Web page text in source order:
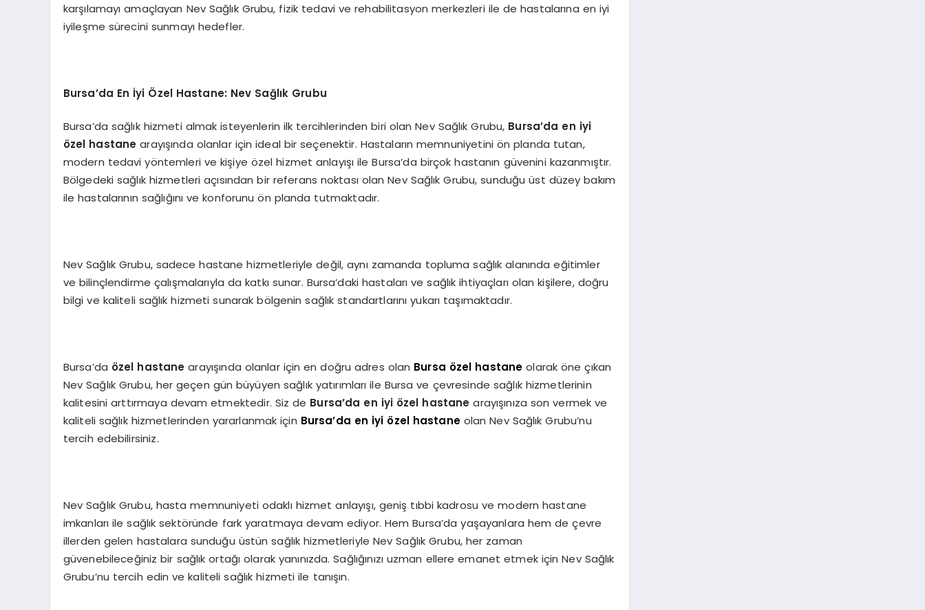
karşılamayı amaçlayan Nev Sağlık Grubu, fizik tedavi ve rehabilitasyon merkezleri ile de hastalarına en iyi
iyileşme sürecini sunmayı hedefler.
Bursa’da En İyi Özel Hastane: Nev Sağlık Grubu
Bursa’da sağlık hizmeti almak isteyenlerin ilk tercihlerinden biri olan Nev Sağlık Grubu, Bursa’da en iyi
özel hastane arayışında olanlar için ideal bir seçenektir. Hastaların memnuniyetini ön planda tutan,
modern tedavi yöntemleri ve kişiye özel hizmet anlayışı ile Bursa’da birçok hastanın güvenini kazanmıştır.
Bölgedeki sağlık hizmetleri açısından bir referans noktası olan Nev Sağlık Grubu, sunduğu üst düzey bakım
ile hastalarının sağlığını ve konforunu ön planda tutmaktadır.
Nev Sağlık Grubu, sadece hastane hizmetleriyle değil, aynı zamanda topluma sağlık alanında eğitimler
ve bilinçlendirme çalışmalarıyla da katkı sunar. Bursa’daki hastaları ve sağlık ihtiyaçları olan kişilere, doğru
bilgi ve kaliteli sağlık hizmeti sunarak bölgenin sağlık standartlarını yukarı taşımaktadır.
Bursa’da özel hastane arayışında olanlar için en doğru adres olan Bursa özel hastane olarak öne çıkan
Nev Sağlık Grubu, her geçen gün büyüyen sağlık yatırımları ile Bursa ve çevresinde sağlık hizmetlerinin
kalitesini arttırmaya devam etmektedir. Siz de Bursa’da en iyi özel hastane arayışınıza son vermek ve
kaliteli sağlık hizmetlerinden yararlanmak için Bursa’da en iyi özel hastaneolan Nev Sağlık Grubu’nu
tercih edebilirsiniz.
Nev Sağlık Grubu, hasta memnuniyeti odaklı hizmet anlayışı, geniş tıbbi kadrosu ve modern hastane
imkanları ile sağlık sektöründe fark yaratmaya devam ediyor. Hem Bursa’da yaşayanlara hem de çevre
illerden gelen hastalara sunduğu üstün sağlık hizmetleriyle Nev Sağlık Grubu, her zaman
güvenebileceğiniz bir sağlık ortağı olarak yanınızda. Sağlığınızı uzman ellere emanet etmek için Nev Sağlık
Grubu’nu tercih edin ve kaliteli sağlık hizmeti ile tanışın.